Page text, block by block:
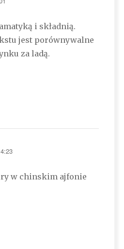
i składnią.
jest porównywalne
za ladą.
w chinskim ajfonie